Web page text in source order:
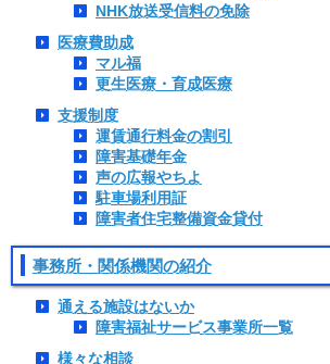
NHK放送受信料の免除
医療費助成
マル福
更生医療・育成医療
支援制度
運賃通行料金の割引
障害基礎年金
声の広報やちよ
駐車場利用証
障害者住宅整備資金貸付
事務所・関係機関の紹介
通える施設はないか
障害福祉サービス事業所一覧
様々な相談